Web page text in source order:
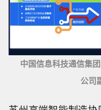
中国信息科技通信集
公司